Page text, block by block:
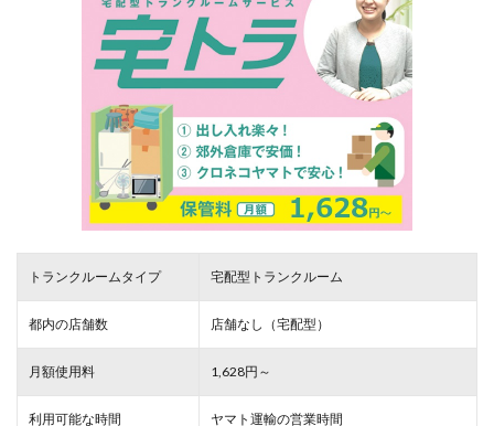
トランクルームタイプ 宅配型トランクルーム
都内の店舗数 店舗なし（宅配型）
月額使用料 1,628円～
利用可能な時間 ヤマト運輸の営業時間